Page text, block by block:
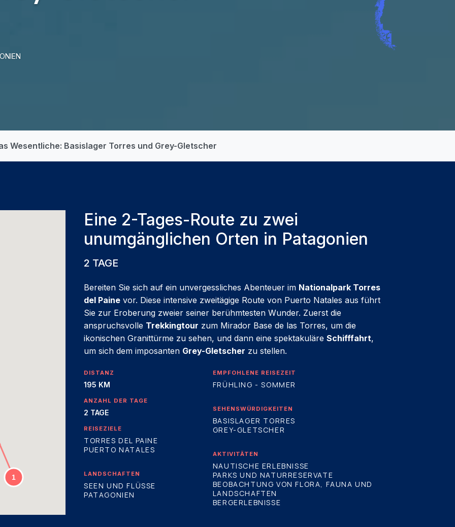
Wesentliche: Basislager Torres und Grey-Gletscher
Eine 2-Tages-Route zu zwei
unumgänglichen Orten in Patagonien
2 TAGE
Bereiten Sie sich auf ein unvergessliches Abenteuer im Nationalpark Torres
del Paine vor. Diese intensive zweitägige Route von Puerto Natales aus führt
Sie zur Eroberung zweier seiner berühmtesten Wunder. Zuerst die
anspruchsvolle Trekkingtour zum Mirador Base de las Torres, um die
ikonischen Granittürme zu sehen, und dann eine spektakuläre Schifffahrt,
um sich dem imposanten Grey-Gletscher zu stellen.
DISTANZ
195 KM
ANZAHL DER TAGE
2 TAGE
REISEZIELE
TORRES DEL PAINE
PUERTO NATALES
LANDSCHAFTEN
SEEN UND FLÜSSE
PATAGONIEN
EMPFOHLENE REISEZEIT
FRÜHLING - SOMMER
SEHENSWÜRDIGKEITEN
BASISLAGER TORRES
GREY-GLETSCHER
AKTIVITÄTEN
NAUTISCHE ERLEBNISSE
PARKS UND NATURRESERVATE
BEOBACHTUNG VON FLORA, FAUNA UND
LANDSCHAFTEN
BERGERLEBNISSE